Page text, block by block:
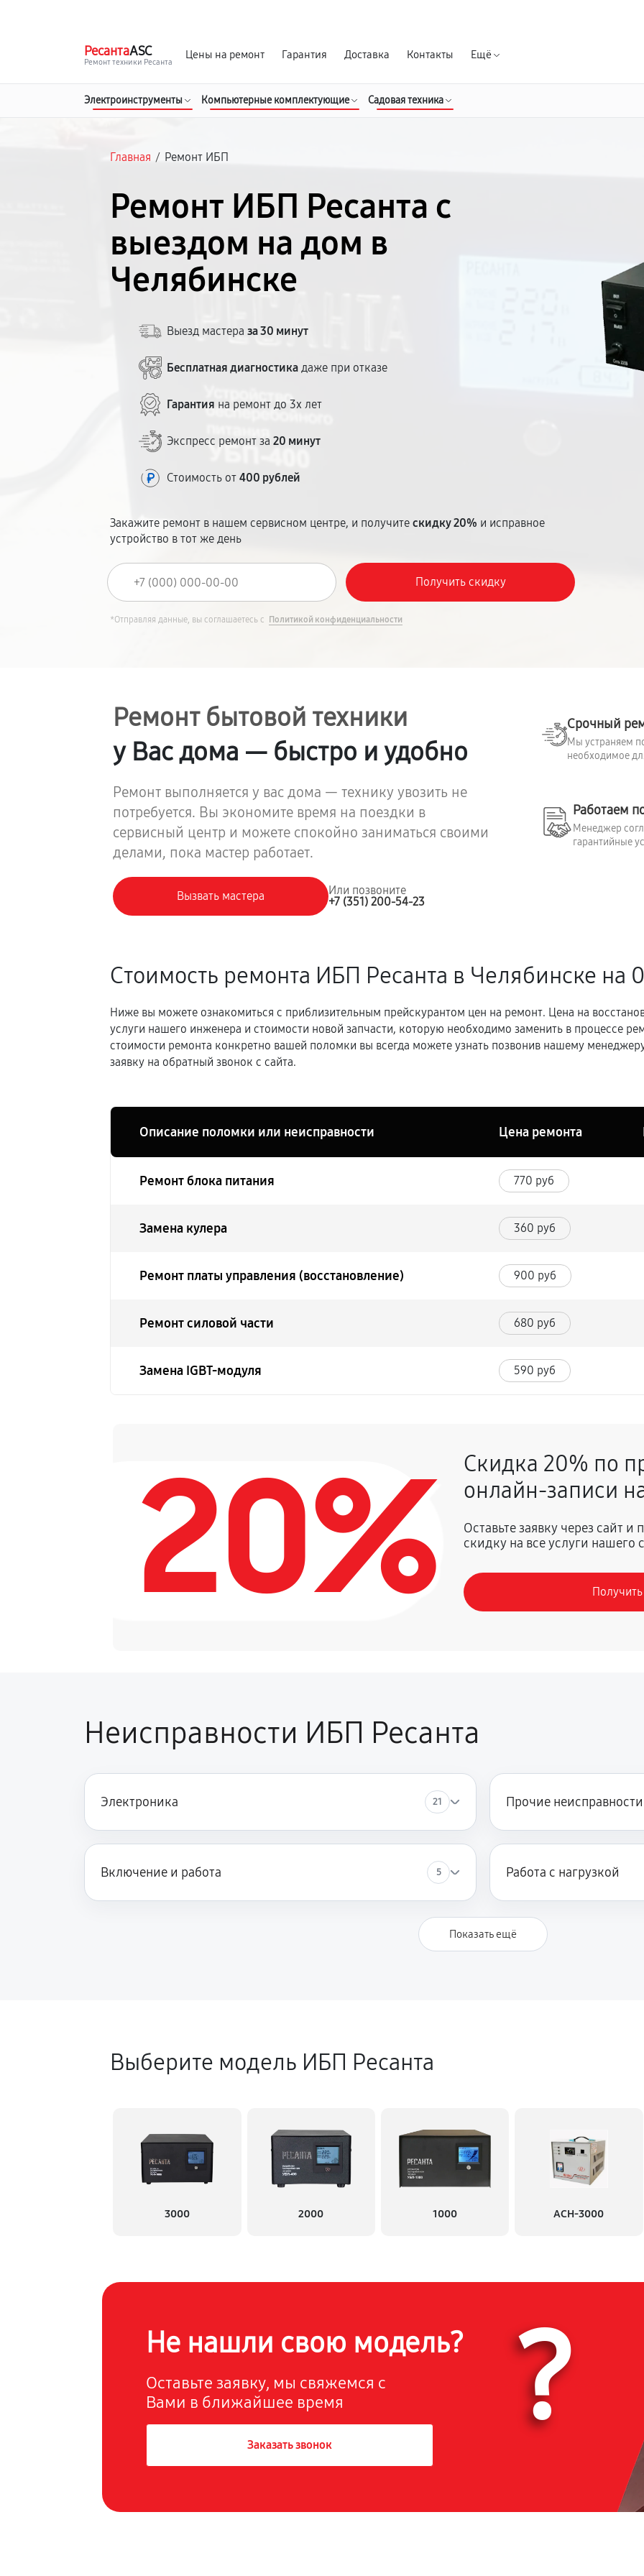
РесантаASC
Ремонт техники Ресанта
Цены на ремонт Гарантия Доставка Контакты Ещё
Электроинструменты Компьютерные комплектующие Садовая техника
Главная / Ремонт ИБП
Ремонт ИБП Ресанта с
выездом на дом в
Челябинске
Выезд мастераза 30 минут
Бесплатная диагностика даже при отказе
Гарантия на ремонт до 3х лет
Экспресс ремонт за20 минут
Стоимость от400 рублей
Закажите ремонт в нашем сервисном центре, и получитескидку 20% и исправное
устройство в тот же день
*Отправляя данные, вы соглашаетесь с Политикой конфиденциальности
Ремонт бытовой техники
у Вас дома — быстро и удобно
Ремонт выполняется у вас дома — технику увозить не
потребуется. Вы экономите время на поездки в
сервисный центр и можете спокойно заниматься своими
делами, пока мастер работает.
Вызвать мастера
Или позвоните
+7 (351) 200-54-23
Срочный
Мы устраняем
необходимое
Работаем
Менеджер
гарантийные
Стоимость ремонта ИБП Ресанта в Челябинске на
Ниже вы можете ознакомиться с приблизительным прейскурантом цен на ремонт. Цена на
услуги нашего инженера и стоимости новой запчасти, которую необходимо заменить в процессе
стоимости ремонта конкретно вашей поломки вы всегда можете узнать позвонив нашему
заявку на обратный звонок с сайта.
Описание поломки или неисправности Цена ремонта
Ремонт блока питания 770 руб
Замена кулера 360 руб
Ремонт платы управления (восстановление) 900 руб
Ремонт силовой части 680 руб
Замена IGBT-модуля 590 руб
20%
Скидка 20% по
онлайн-записи
Оставьте заявку через сайт
скидку на все услуги нашего
Неисправности ИБП Ресанта
Электроника 21 Прочие неисправности
Включение и работа 5 Работа с нагрузкой
Показать ещё
Выберите модель ИБП Ресанта
3000 2000 1000 АСН-3000
Не нашли свою модель?
Оставьте заявку, мы свяжемся с
Вами в ближайшее время
Заказать звонок ?